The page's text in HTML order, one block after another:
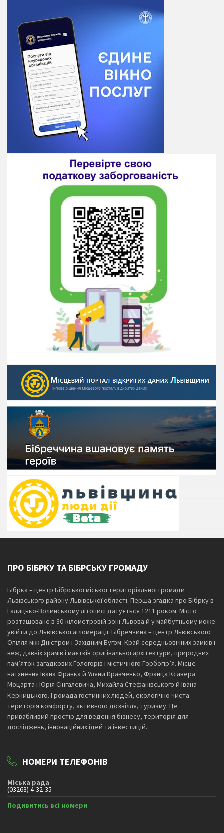
ПРО БІБРКУ ТА БІБРСЬКУ ГРОМАДУ
Бібрка – центр Бібрської міської територіальної громади
Львівського району Львівської області. Перша згадка про Бібрку в
Галицько-Волинському літописі датується 1211 роком. Місто
розташоване в 30-кілометровій зоні Львова й у майбутньому може
увійти до Львівської агломерації. Бібреччина – центр Львівського
Опілля між Дністром і Західним Бугом. Край середньовічних замків і
веж, давніх храмів і маєтків оригінальної архітектури, природних
пам’яток загадкових Гологорів і містичного Горбогір’я. Місце
натхнення Івана Франка й Уляни Кравченко, Франца Ксавера
Моцарта і Юрія Сінгалевича, Михайла Стефанівського й Івана
Керницького. Громада гостинних людей, екологічно чиста
територія комфорту, активного дозвілля, туризму. Це
привабливий простір для ведення бізнесу, територія для
досліджень, інноваційних ідей та інвестицій.
НОМЕРИ ТЕЛЕФОНІВ
Міська рада
(03263) 4-32-35
Подивитись всі номери